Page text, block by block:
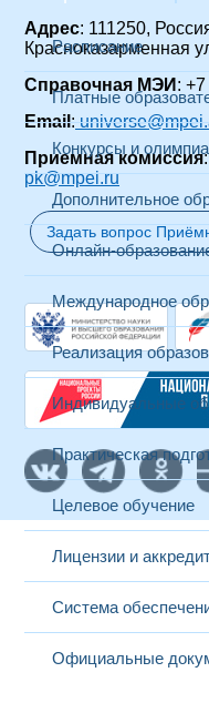
Расписание
Платные
Конкурсы и
Дополнительное
Онлайн-
Международное
Реализация
Индивидуальные
Практическая
Целевое обучение
Лицензии и
Система
Официальные
Адрес: 111250,
Красноказарменная
Справочная МЭИ :
Email:
Приемная комиссия
pk@mpei.ru
Задать вопрос